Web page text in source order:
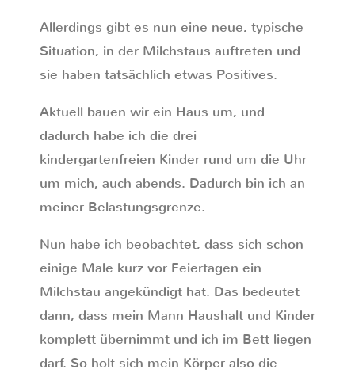
Allerdings gibt es nun eine neue, typische
Situation, in der Milchstaus auftreten und
sie haben tatsächlich etwas Positives.
Aktuell bauen wir ein Haus um, und
dadurch habe ich die drei
kindergartenfreien Kinder rund um die Uhr
um mich, auch abends. Dadurch bin ich an
meiner Belastungsgrenze.
Nun habe ich beobachtet, dass sich schon
einige Male kurz vor Feiertagen ein
Milchstau angekündigt hat. Das bedeutet
dann, dass mein Mann Haushalt und Kinder
komplett übernimmt und ich im Bett liegen
darf. So holt sich mein Körper also die